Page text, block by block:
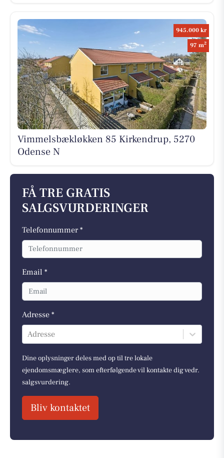
945.000 kr
97 m2
Vimmelsbækløkken 85 Kirkendrup, 5270
Odense N
FÅ TRE GRATIS
SALGSVURDERINGER
Telefonnummer *
Email *
Adresse *
Adresse
Dine oplysninger deles med op til tre lokale
ejendomsmæglere, som efterfølgende vil kontakte dig vedr.
salgsvurdering.
Bliv kontaktet